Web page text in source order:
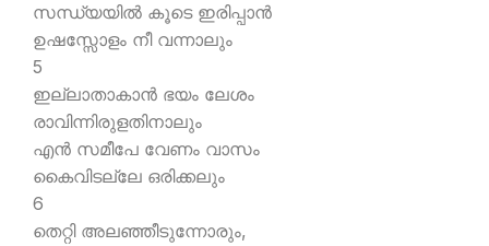
സന്ധ്യയില്‍ കൂടെ ഇരിപ്പാന്‍
ഉഷസ്സോളം നീ വന്നാലും
5
ഇല്ലാതാകാന്‍ ഭയം ലേശം
രാവിന്നിരുളതിനാലും
എന്‍ സമീപേ വേണം വാസം
കൈവിടല്ലേ ഒരിക്കലും
6
തെറ്റി അലഞ്ഞീടുന്നോരും,